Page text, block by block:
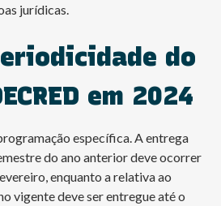
jurídicas.
do
em 2024
específica. A entrega
do ano anterior deve ocorrer
enquanto a relativa ao
vigente deve ser entregue até o